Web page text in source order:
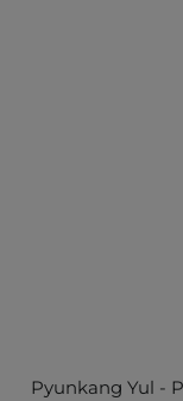
Pyunkang Yul -